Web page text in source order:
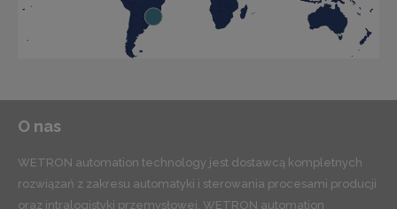
O nas
WETRON automation technology jest dostawcą kompletnych
rozwiązań z zakresu automatyki i sterowania procesami producji
oraz intralogistyki przemysłowej. WETRON automation